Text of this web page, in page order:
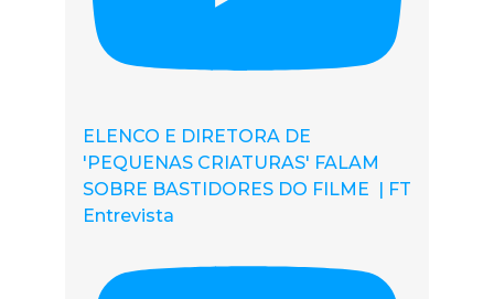
ELENCO E DIRETORA DE
'PEQUENAS CRIATURAS' FALAM
SOBRE BASTIDORES DO FILME | FT
Entrevista